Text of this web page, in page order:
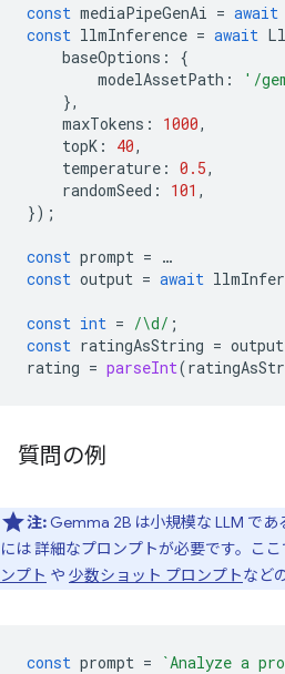
const mediaPipeGenAi = await
const llmInference = await
baseOptions :
{
modelAssetPath : '/
},
maxTokens : 1000,
topK : 40,
temperature : 0.5,
randomSeed : 101 ,
});
const prompt = …
const output = await
const int = /\d/ ;
const ratingAsString = output
rating = parseInt(
質問の例
注: Gemma 2B は小規模な LLM で
には 詳細なプロンプトが必要です。ここ
ンプト や 少数ショット プロンプトなど
const prompt =
`Analyze a